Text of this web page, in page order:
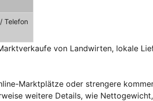
Telefon
von Landwirten, lokale
Marktplätze oder strengere
weitere Details, wie